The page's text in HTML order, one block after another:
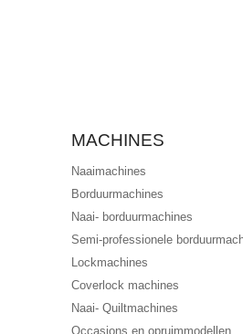
MACHINES
Naaimachines
Borduurmachines
Naai- borduurmachines
Semi-professionele
Lockmachines
Coverlock machines
Naai- Quiltmachines
Occasions en opruimmodellen